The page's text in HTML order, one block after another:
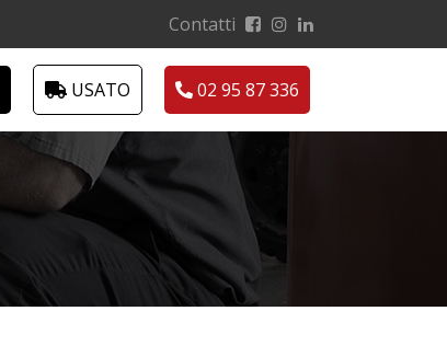
Contatti
USATO 02 95 87 336